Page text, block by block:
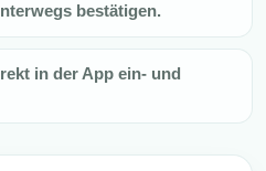
bestätigen.
in der App ein- und